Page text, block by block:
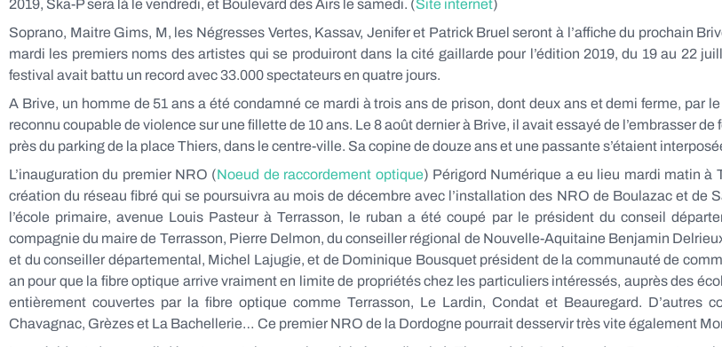
2019, Ska-P sera là le vendredi, et Boulevard des Airs le samedi. (Site internet)
Soprano, Maitre Gims, M, les Négresses Vertes, Kassav, Jenifer et Patrick Bruel seront à l’affiche du prochain
mardi les premiers noms des artistes qui se produiront dans la cité gaillarde pour l’édition 2019, du 19 au 22
festival avait battu un record avec 33.000 spectateurs en quatre jours.
A Brive, un homme de 51 ans a été condamné ce mardi à trois ans de prison, dont deux ans et demi ferme, par
reconnu coupable de violence sur une fillette de 10 ans. Le 8 août dernier à Brive, il avait essayé de l’embrasser
près du parking de la place Thiers, dans le centre-ville. Sa copine de douze ans et une passante s’étaient
L’inauguration du premier NRO (Noeud de raccordement optique) Périgord Numérique a eu lieu mardi matin à
création du réseau fibré qui se poursuivra au mois de décembre avec l’installation des NRO de Boulazac et de
l’école primaire, avenue Louis Pasteur à Terrasson, le ruban a été coupé par le président du conseil
compagnie du maire de Terrasson, Pierre Delmon, du conseiller régional de Nouvelle-Aquitaine Benjamin
et du conseiller départemental, Michel Lajugie, et de Dominique Bousquet président de la communauté de
an pour que la fibre optique arrive vraiment en limite de propriétés chez les particuliers intéressés, auprès des
entièrement couvertes par la fibre optique comme Terrasson, Le Lardin, Condat et Beauregard. D’autres
Chavagnac, Grèzes et La Bachellerie… Ce premier NRO de la Dordogne pourrait desservir très vite également